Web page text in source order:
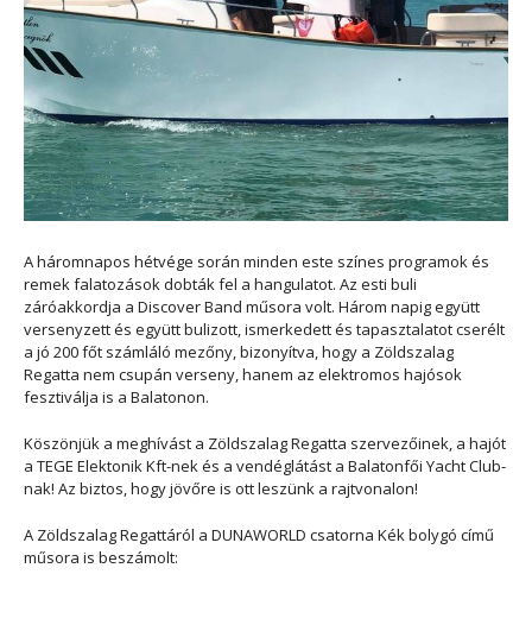
A háromnapos hétvége során minden este színes programok és
remek falatozások dobták fel a hangulatot. Az esti buli
záróakkordja a Discover Band műsora volt. Három napig együtt
versenyzett és együtt bulizott, ismerkedett és tapasztalatot cserélt
a jó 200 főt számláló mezőny, bizonyítva, hogy a Zöldszalag
Regatta nem csupán verseny, hanem az elektromos hajósok
fesztiválja is a Balatonon.
Köszönjük a meghívást a Zöldszalag Regatta szervezőinek, a hajót
a TEGE Elektonik Kft-nek és a vendéglátást a Balatonfői Yacht Club-
nak! Az biztos, hogy jövőre is ott leszünk a rajtvonalon!
A Zöldszalag Regattáról a DUNAWORLD csatorna Kék bolygó című
műsora is beszámolt: